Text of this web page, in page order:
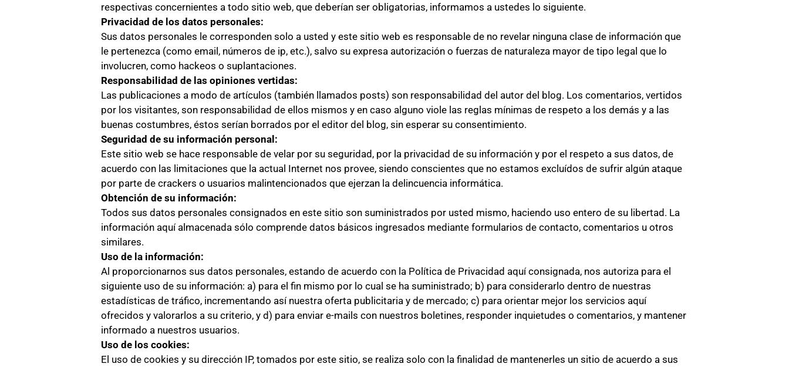
respectivas concernientes a todo sitio web, que deberían ser obligatorias, informamos a ustedes lo siguiente.
Privacidad de los datos personales:
Sus datos personales le corresponden solo a usted y este sitio web es responsable de no revelar ninguna clase de información que
le pertenezca (como email, números de ip, etc.), salvo su expresa autorización o fuerzas de naturaleza mayor de tipo legal que lo
involucren, como hackeos o suplantaciones.
Responsabilidad de las opiniones vertidas:
Las publicaciones a modo de artículos (también llamados posts) son responsabilidad del autor del blog. Los comentarios, vertidos
por los visitantes, son responsabilidad de ellos mismos y en caso alguno viole las reglas mínimas de respeto a los demás y a las
buenas costumbres, éstos serían borrados por el editor del blog, sin esperar su consentimiento.
Seguridad de su información personal:
Este sitio web se hace responsable de velar por su seguridad, por la privacidad de su información y por el respeto a sus datos, de
acuerdo con las limitaciones que la actual Internet nos provee, siendo conscientes que no estamos excluídos de sufrir algún ataque
por parte de crackers o usuarios malintencionados que ejerzan la delincuencia informática.
Obtención de su información:
Todos sus datos personales consignados en este sitio son suministrados por usted mismo, haciendo uso entero de su libertad. La
información aquí almacenada sólo comprende datos básicos ingresados mediante formularios de contacto, comentarios u otros
similares.
Uso de la información:
Al proporcionarnos sus datos personales, estando de acuerdo con la Política de Privacidad aquí consignada, nos autoriza para el
siguiente uso de su información: a) para el fin mismo por lo cual se ha suministrado; b) para considerarlo dentro de nuestras
estadísticas de tráfico, incrementando así nuestra oferta publicitaria y de mercado; c) para orientar mejor los servicios aquí
ofrecidos y valorarlos a su criterio, y d) para enviar e-mails con nuestros boletines, responder inquietudes o comentarios, y mantener
informado a nuestros usuarios.
Uso de los cookies:
El uso de cookies y su dirección IP, tomados por este sitio, se realiza solo con la finalidad de mantenerles un sitio de acuerdo a sus